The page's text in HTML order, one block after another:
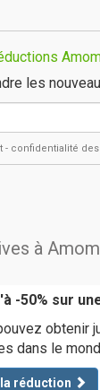
les
- confidentialité
à
-50% sur
obtenir
dans le
réduction